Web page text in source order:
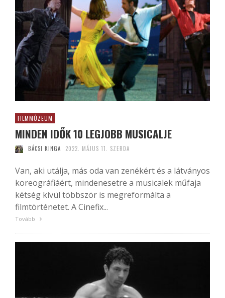
FILMMÚZEUM
MINDEN IDŐK 10 LEGJOBB MUSICALJE
BÁCSI KINGA 2022. MÁJUS 11. SZERDA
Van, aki utálja, más oda van zenékért és a látványos
koreográfiáért, mindenesetre a musicalek műfaja
kétség kívül többször is megreformálta a
filmtörténetet. A Cinefix...
Tovább